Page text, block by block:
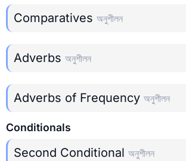
Comparatives অনুশীলন
Adverbs অনুশীলন
Adverbs of Frequency অনুশীলন
Conditionals
Second Conditional অনুশীলন